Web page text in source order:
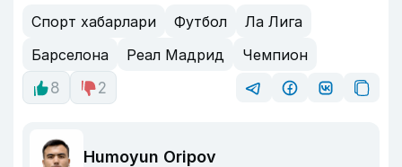
Спорт хабарлари Футбол
Ла Лига
Барселона
Реал Мадрид
Чемпион
8
2
Humoyun Oripov